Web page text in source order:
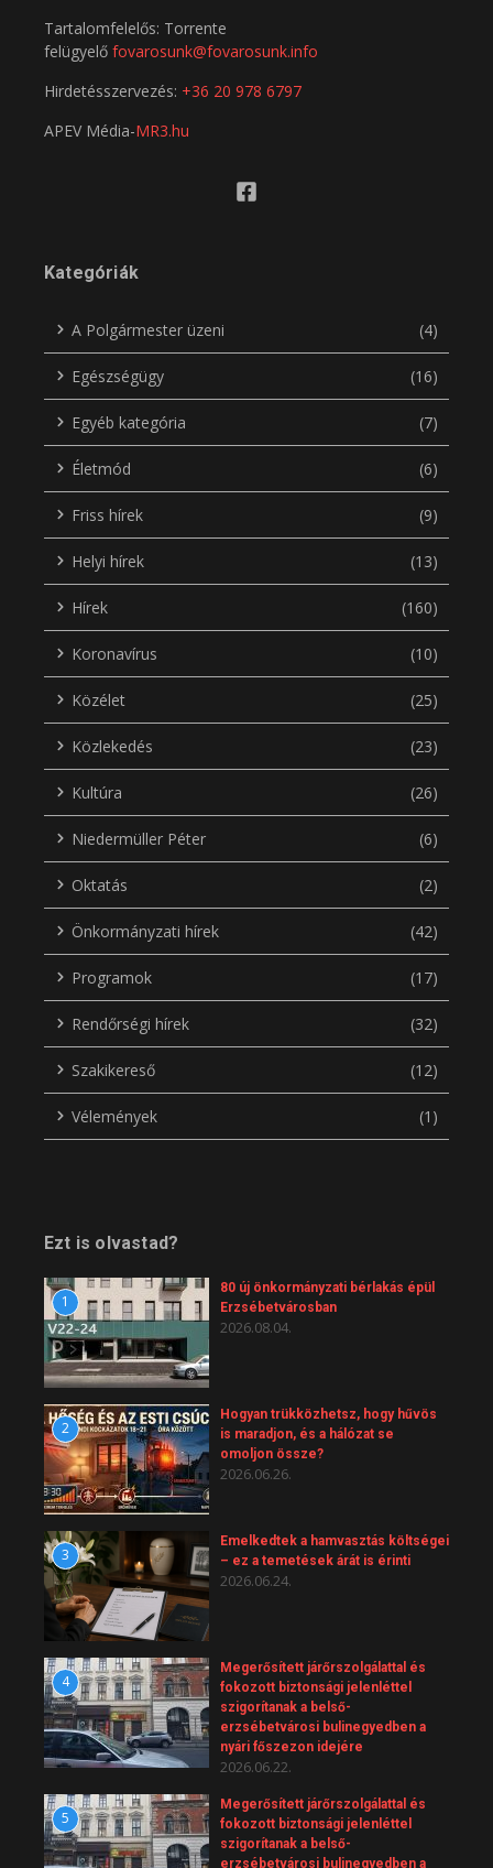
Tartalomfelelős: Torrente
felügyelő fovarosunk@fovarosunk.info
Hirdetésszervezés: +36 20 978 6797
APEV Média-MR3.hu
Kategóriák
A Polgármester üzeni (4)
Egészségügy (16)
Egyéb kategória (7)
Életmód (6)
Friss hírek (9)
Helyi hírek (13)
Hírek (160)
Koronavírus (10)
Közélet (25)
Közlekedés (23)
Kultúra (26)
Niedermüller Péter (6)
Oktatás (2)
Önkormányzati hírek (42)
Programok (17)
Rendőrségi hírek (32)
Szakikereső (12)
Vélemények (1)
Ezt is olvastad?
1
80 új önkormányzati bérlakás épül
Erzsébetvárosban
2026.08.04.
2
Hogyan trükközhetsz, hogy hűvös
is maradjon, és a hálózat se
omoljon össze?
2026.06.26.
3
Emelkedtek a hamvasztás költségei
– ez a temetések árát is érinti
2026.06.24.
4
Megerősített járőrszolgálattal és
fokozott biztonsági jelenléttel
szigorítanak a belső-
erzsébetvárosi bulinegyedben a
nyári főszezon idejére
2026.06.22.
5
Megerősített járőrszolgálattal és
fokozott biztonsági jelenléttel
szigorítanak a belső-
erzsébetvárosi bulinegyedben a